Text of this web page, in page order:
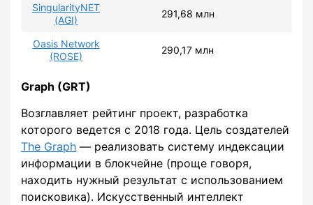
SingularityNET
(AGI)
291,68 млн
Oasis Network
(ROSE)
290,17 млн
Graph (GRT)
Возглавляет рейтинг проект, разработка
которого ведется с 2018 года. Цель создателей
The Graph — реализовать систему индексации
информации в блокчейне (проще говоря,
находить нужный результат с использованием
поисковика). Искусственный интеллект